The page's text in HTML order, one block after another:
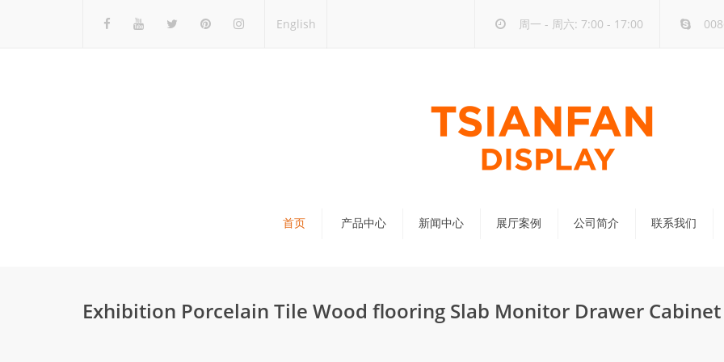
English 周一 - 周六: 7:00 - 17:00
首页 产品中心
石材展架
新闻中心
行业新闻
展厅案例 公司简介 联系我们
Exhibition Porcelain Tile Wood flooring Slab Monitor Drawer